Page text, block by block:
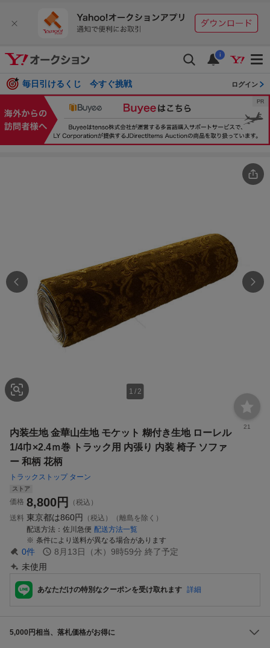
i
毎日引けるくじ 今すぐ挑戦 ログイン
1 /2
21
内装生地 金華山生地 モケット 糊付き生地 ローレル
1/4巾×2.4ｍ巻 トラック用 内張り 内装 椅子 ソファ
ー 和柄 花柄
トラックストップ ターン
ストア
価格 8,800円
（税込）
送料 東京都は860円
（税込）（離島を除く）
配送方法
佐川急便 配送方法一覧
条件により送料が異なる場合があります
0件 8月13日（木）9時59分 終了予定
未使用
あなただけの特別なクーポンを受け取れます 詳細
5,000円相当、落札価格がお得に